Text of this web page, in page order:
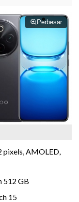
Perbesar
pixels, AMOLED,
512 GB
15